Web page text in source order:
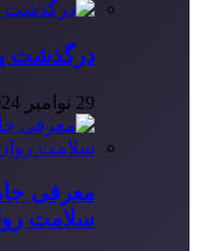
درگذشت
29 نوامبر 2024
معرفی
سلامت